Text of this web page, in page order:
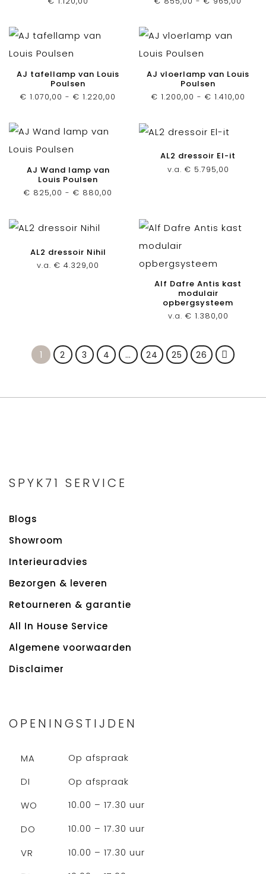
AJ tafellamp van Louis
Poulsen
€ 1.070,00 - € 1.220,00 Prijsklasse:
AJ vloerlamp van Louis
Poulsen
€ 1.200,00 - € 1.410,00
AJ Wand lamp van
Louis Poulsen
€ 825,00 - € 880,00
AL2 dressoir El-it
v.a. € 5.795,00
AL2 dressoir Nihil
v.a. € 4.329,00
Alf Dafre Antis kast
modulair
opbergsysteem
v.a. € 1.380,00
1 2 3 4 … 24 25 26
SPYK71 SERVICE
Blogs
Showroom
Interieuradvies
Bezorgen & leveren
Retourneren & garantie
All In House Service
Algemene voorwaarden
Disclaimer
OPENINGSTIJDEN
MA
Op afspraak
DI
Op afspraak
WO
10.00 – 17.30 uur
DO
10.00 – 17.30 uur
VR
10.00 – 17.30 uur